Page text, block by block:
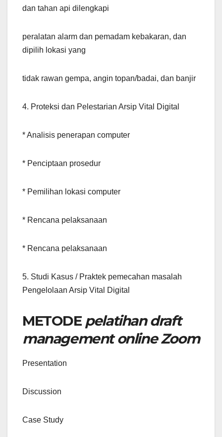
dan tahan api dilengkapi
peralatan alarm dan pemadam kebakaran, dan
dipilih lokasi yang
tidak rawan gempa, angin topan/badai, dan banjir
4. Proteksi dan Pelestarian Arsip Vital Digital
* Analisis penerapan computer
* Penciptaan prosedur
* Pemilihan lokasi computer
* Rencana pelaksanaan
* Rencana pelaksanaan
5. Studi Kasus / Praktek pemecahan masalah
Pengelolaan Arsip Vital Digital
METODE pelatihan draft
management online Zoom
Presentation
Discussion
Case Study